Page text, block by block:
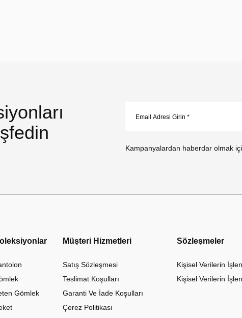
Kampanyalardan haberdar olmak
Gömlek
Müşteri Hizmetleri
Satış Sözleşmesi
Teslimat Koşulları
Garanti Ve İade Koşulları
Çerez Politikası
Sözleşmeler
Kişisel Verilerin
Kişisel Verilerin